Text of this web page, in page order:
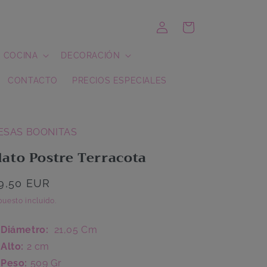
COCINA DECORACIÓN
CONTACTO PRECIOS ESPECIALES
sesión
Carrito
BOONITAS
Postre Terracota
EUR
incluido.
Diámetro:
21,05 Cm
Alto: 2 cm
Peso: 509 Gr